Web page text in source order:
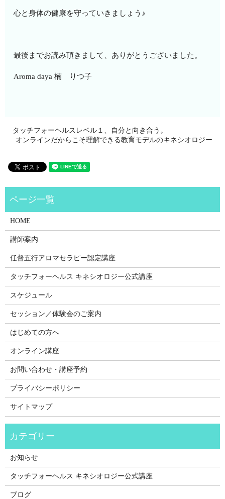
心と身体の健康を守っていきましょう♪
最後までお読み頂きまして、ありがとうございました。
Aroma daya 楠 りつ子
タッチフォーヘルスレベル１、自分と向き合う。
オンラインだからこそ理解できる教育モデルのキネシオロジー
HOME
講師案内
任督五行アロマセラピー認定講座
タッチフォーヘルス キネシオロジー公式講座
スケジュール
セッション／体験会のご案内
はじめての方へ
オンライン講座
お問い合わせ・講座予約
プライバシーポリシー
サイトマップ
お知らせ
タッチフォーヘルス キネシオロジー公式講座
ブログ